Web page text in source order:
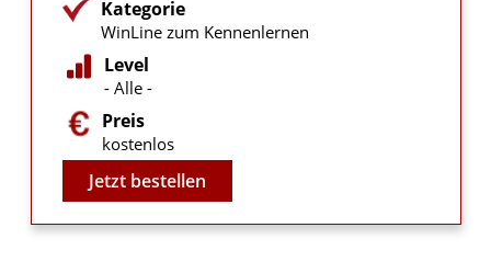
Kategorie
WinLine zum Kennenlernen
Level
- Alle -
Preis
kostenlos
Video
Jetzt bestellen